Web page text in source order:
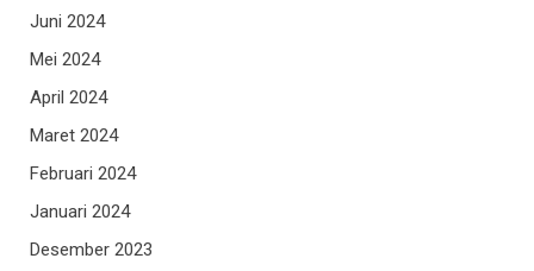
Juni 2024
Mei 2024
April 2024
Maret 2024
Februari 2024
Januari 2024
Desember 2023